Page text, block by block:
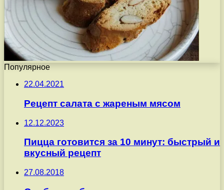
Популярное
22.04.2021
Рецепт салата с жареным мясом
12.12.2023
Пицца готовится за 10 минут: быстрый и
вкусный рецепт
27.08.2018